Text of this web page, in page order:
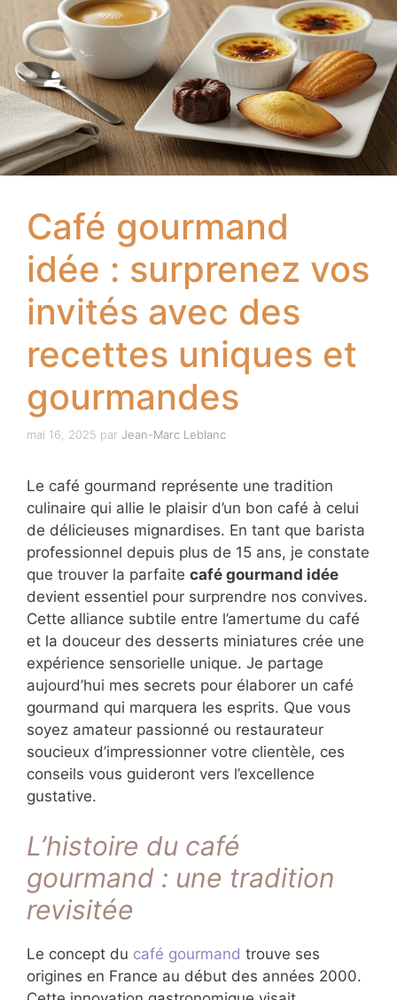
Café gourmand
idée : surprenez
vos invités avec
des recettes
uniques et
gourmandes
Le café gourmand représente une tradition
culinaire qui allie le plaisir d’un bon café à
celui de délicieuses mignardises. En tant que
barista professionnel depuis plus de 15 ans, je
constate que trouver la parfaite café
gourmand idéedevient essentiel pour
surprendre nos convives. Cette alliance
subtile entre l’amertume du café et la douceur
des desserts miniatures crée une expérience
sensorielle unique. Je partage aujourd’hui
mes secrets pour élaborer un café gourmand
qui marquera les esprits. Que vous soyez
amateur passionné ou restaurateur soucieux
d’impressionner votre clientèle, ces conseils
L’histoire du café
gourmand : une tradition
revisitée
Le concept du café gourmand trouve ses